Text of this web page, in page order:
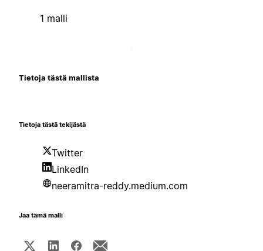
1 malli
Tietoja tästä mallista
Tietoja tästä tekijästä
Twitter
LinkedIn
neeramitra-reddy.medium.com
Jaa tämä malli